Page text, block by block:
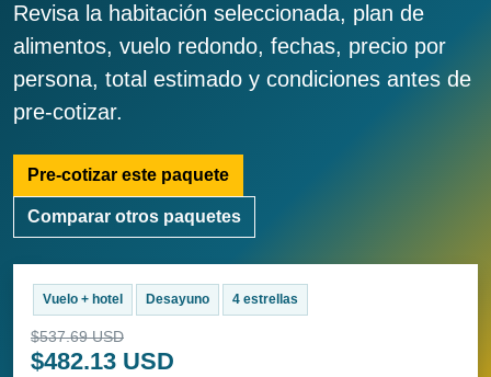
Revisa la habitación seleccionada, plan de
alimentos, vuelo redondo, fechas, precio por
persona, total estimado y condiciones antes de
pre-cotizar.
Pre-cotizar este paquete
Comparar otros paquetes
Vuelo + hotel Desayuno 4 estrellas
$537.69 USD
$482.13 USD